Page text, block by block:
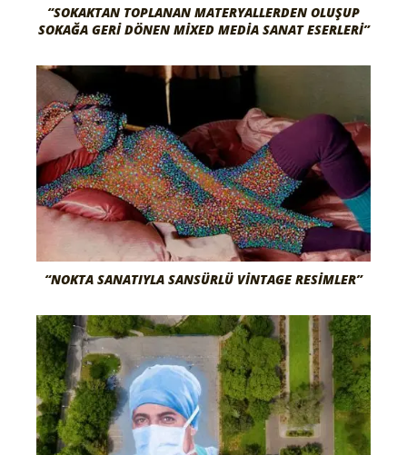
“SOKAKTAN TOPLANAN MATERYALLERDEN OLUŞUP
SOKAĞA GERI DÖNEN MIXED MEDIA SANAT ESERLERI”
“NOKTA SANATIYLA SANSÜRLÜ VINTAGE RESIMLER”